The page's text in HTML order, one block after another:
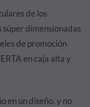
de los
dimensionadas
de promoción
en caja alta y
en un diseño, y no